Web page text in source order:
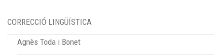
CORRECCIÓ LINGÜÍSTICA
Agnès Toda i Bonet